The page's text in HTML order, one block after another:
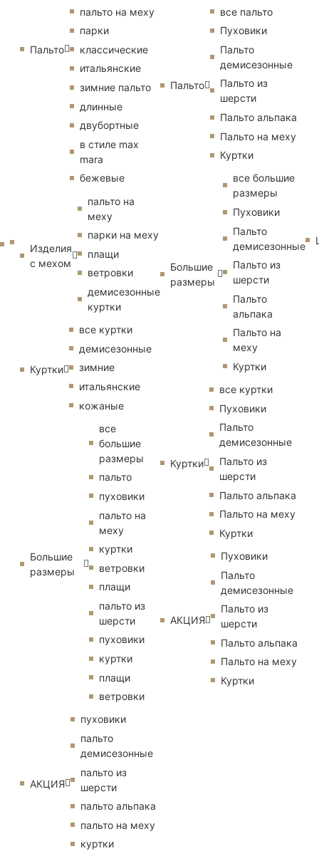
Пальто
пальто на меху
парки
классические
итальянские
зимние пальто
длинные
двубортные
в стиле max
mara
бежевые
Изделия
с мехом
пальто на
меху
парки на меху
плащи
ветровки
демисезонные
куртки
Куртки
все куртки
демисезонные
зимние
итальянские
кожаные
Большие
размеры
все
большие
размеры
пальто
пуховики
пальто на
меху
куртки
ветровки
плащи
пальто из
шерсти
пуховики
куртки
плащи
ветровки
АКЦИЯ
пуховики
пальто
демисезонные
пальто из
шерсти
пальто альпака
пальто на меху
куртки
Пальто
все пальто
Пуховики
Пальто
демисезонные
Пальто из
шерсти
Пальто альпака
Пальто на меху
Куртки
Большие
размеры
все большие
размеры
Пуховики
Пальто
демисезонные
Пальто из
шерсти
Пальто
альпака
Пальто на
меху
Куртки
Куртки
все куртки
Пуховики
Пальто
демисезонные
Пальто из
шерсти
Пальто альпака
Пальто на меху
Куртки
АКЦИЯ
Пуховики
Пальто
демисезонные
Пальто из
шерсти
Пальто альпака
Пальто на меху
Куртки